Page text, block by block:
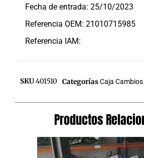
Fecha de entrada: 25/10/2023
Referencia OEM: 21010715985
Referencia IAM:
SKU401510 CategoríasCaja Cambios
Productos